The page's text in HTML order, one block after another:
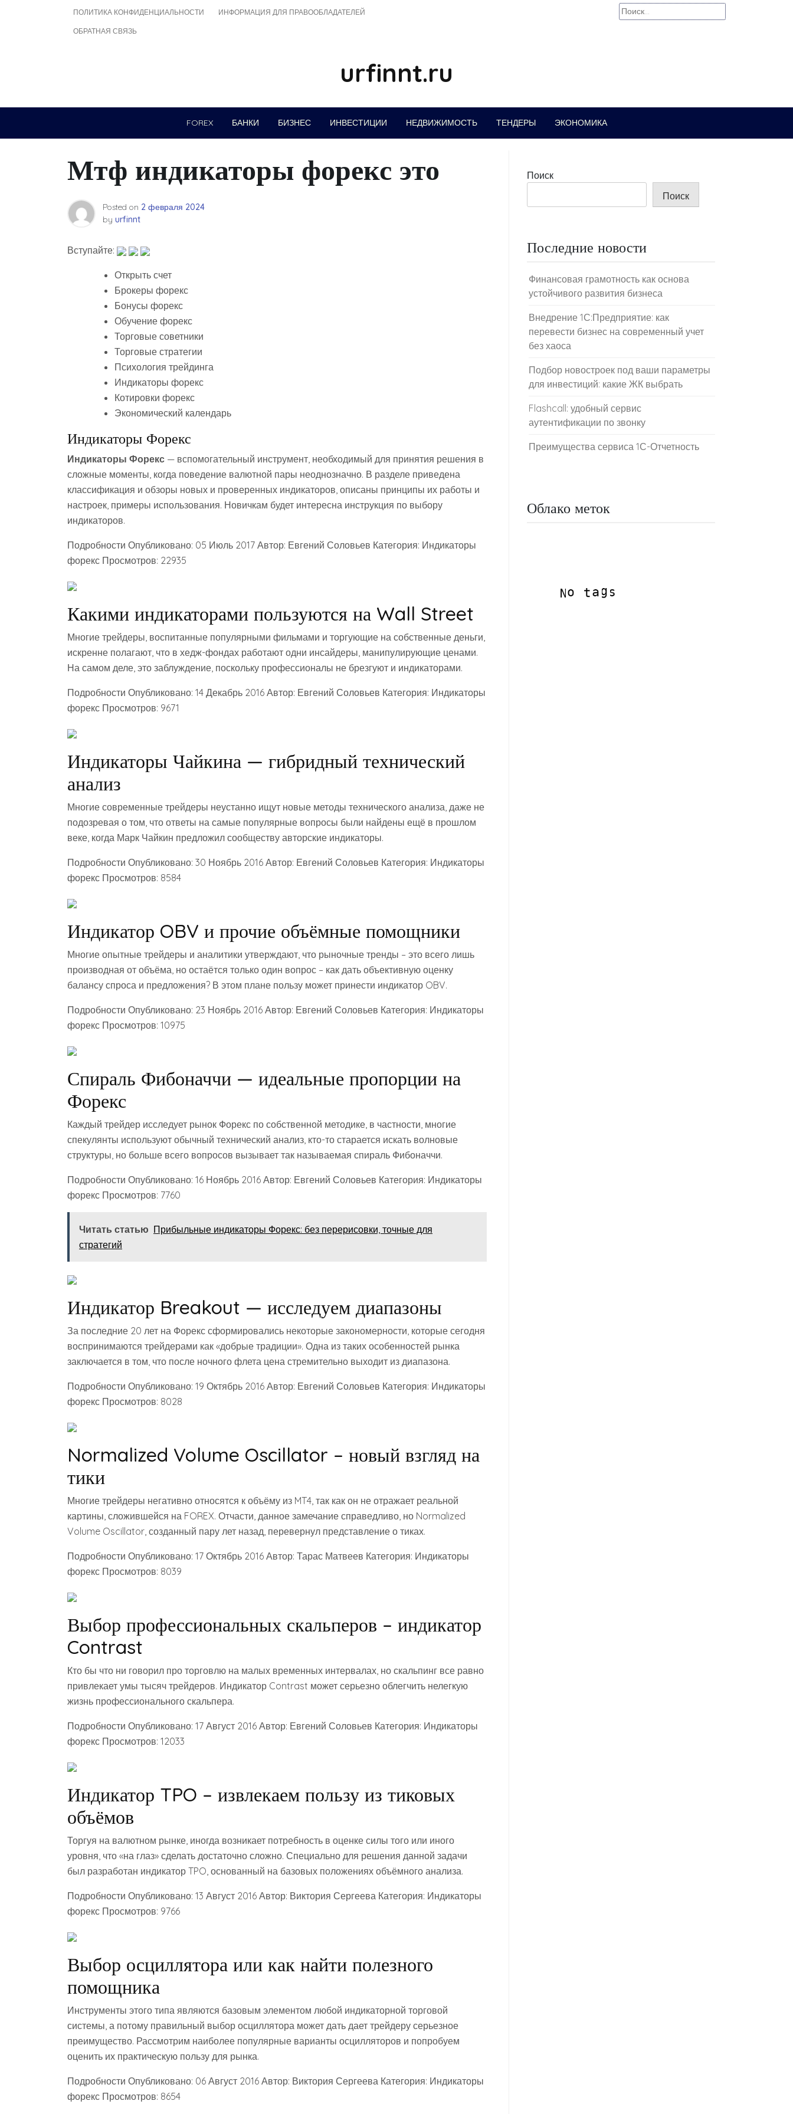
ПОЛИТИКА КОНФИДЕНЦИАЛЬНОСТИ ИНФОРМАЦИЯ ДЛЯ ПРАВООБЛАДАТЕЛЕЙ
ОБРАТНАЯ СВЯЗЬ
Найти:
urfinnt.ru
FOREX БАНКИ БИЗНЕС ИНВЕСТИЦИИ НЕДВИЖИМОСТЬ ТЕНДЕРЫ ЭКОНОМИКА
Мтф индикаторы форекс это
Posted on 2 февраля 2024
by urfinnt
Вступайте:
Открыть счет
Брокеры форекс
Бонусы форекс
Обучение форекс
Торговые советники
Торговые стратегии
Психология трейдинга
Индикаторы форекс
Котировки форекс
Экономический календарь
Индикаторы Форекс
Индикаторы Форекс — вспомогательный инструмент, необходимый для принятия решения в
сложные моменты, когда поведение валютной пары неоднозначно. В разделе приведена
классификация и обзоры новых и проверенных индикаторов, описаны принципы их работы и
настроек, примеры использования. Новичкам будет интересна инструкция по выбору
индикаторов.
Подробности Опубликовано: 05 Июль 2017 Автор: Евгений Соловьев Категория: Индикаторы
форекс Просмотров: 22935
Какими индикаторами пользуются на Wall Street
Многие трейдеры, воспитанные популярными фильмами и торгующие на собственные деньги,
искренне полагают, что в хедж-фондах работают одни инсайдеры, манипулирующие ценами.
На самом деле, это заблуждение, поскольку профессионалы не брезгуют и индикаторами.
Подробности Опубликовано: 14 Декабрь 2016 Автор: Евгений Соловьев Категория: Индикаторы
форекс Просмотров: 9671
Индикаторы Чайкина — гибридный технический
анализ
Многие современные трейдеры неустанно ищут новые методы технического анализа, даже не
подозревая о том, что ответы на самые популярные вопросы были найдены ещё в прошлом
веке, когда Марк Чайкин предложил сообществу авторские индикаторы.
Подробности Опубликовано: 30 Ноябрь 2016 Автор: Евгений Соловьев Категория: Индикаторы
форекс Просмотров: 8584
Индикатор OBV и прочие объёмные помощники
Многие опытные трейдеры и аналитики утверждают, что рыночные тренды – это всего лишь
производная от объёма, но остаётся только один вопрос – как дать объективную оценку
балансу спроса и предложения? В этом плане пользу может принести индикатор OBV.
Подробности Опубликовано: 23 Ноябрь 2016 Автор: Евгений Соловьев Категория: Индикаторы
форекс Просмотров: 10975
Спираль Фибоначчи — идеальные пропорции на
Форекс
Каждый трейдер исследует рынок Форекс по собственной методике, в частности, многие
спекулянты используют обычный технический анализ, кто-то старается искать волновые
структуры, но больше всего вопросов вызывает так называемая спираль Фибоначчи.
Подробности Опубликовано: 16 Ноябрь 2016 Автор: Евгений Соловьев Категория: Индикаторы
форекс Просмотров: 7760
Читать статью Прибыльные индикаторы Форекс: без перерисовки, точные для
стратегий
Индикатор Breakout — исследуем диапазоны
За последние 20 лет на Форекс сформировались некоторые закономерности, которые сегодня
воспринимаются трейдерами как «добрые традиции». Одна из таких особенностей рынка
заключается в том, что после ночного флета цена стремительно выходит из диапазона.
Подробности Опубликовано: 19 Октябрь 2016 Автор: Евгений Соловьев Категория: Индикаторы
форекс Просмотров: 8028
Normalized Volume Oscillator – новый взгляд на
тики
Многие трейдеры негативно относятся к объёму из MT4, так как он не отражает реальной
картины, сложившейся на FOREX. Отчасти, данное замечание справедливо, но Normalized
Volume Oscillator, созданный пару лет назад, перевернул представление о тиках.
Подробности Опубликовано: 17 Октябрь 2016 Автор: Тарас Матвеев Категория: Индикаторы
форекс Просмотров: 8039
Выбор профессиональных скальперов – индикатор
Contrast
Кто бы что ни говорил про торговлю на малых временных интервалах, но скальпинг все равно
привлекает умы тысяч трейдеров. Индикатор Contrast может серьезно облегчить нелегкую
жизнь профессионального скальпера.
Подробности Опубликовано: 17 Август 2016 Автор: Евгений Соловьев Категория: Индикаторы
форекс Просмотров: 12033
Индикатор TPO – извлекаем пользу из тиковых
объёмов
Торгуя на валютном рынке, иногда возникает потребность в оценке силы того или иного
уровня, что «на глаз» сделать достаточно сложно. Специально для решения данной задачи
был разработан индикатор TPO, основанный на базовых положениях объёмного анализа.
Подробности Опубликовано: 13 Август 2016 Автор: Виктория Сергеева Категория: Индикаторы
форекс Просмотров: 9766
Выбор осциллятора или как найти полезного
помощника
Инструменты этого типа являются базовым элементом любой индикаторной торговой
системы, а потому правильный выбор осциллятора может дать дает трейдеру серьезное
преимущество. Рассмотрим наиболее популярные варианты осцилляторов и попробуем
оценить их практическую пользу для рынка.
Подробности Опубликовано: 06 Август 2016 Автор: Виктория Сергеева Категория: Индикаторы
форекс Просмотров: 8654
Поиск
Поиск
Последние новости
Финансовая грамотность как основа
устойчивого развития бизнеса
Внедрение 1С:Предприятие: как
перевести бизнес на современный учет
без хаоса
Подбор новостроек под ваши параметры
для инвестиций: какие ЖК выбрать
Flashcall: удобный сервис
аутентификации по звонку
Преимущества сервиса 1С-Отчетность
Облако меток